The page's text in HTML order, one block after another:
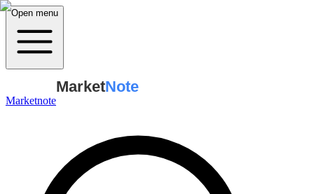
Open menu
Marketnote
MarketNote